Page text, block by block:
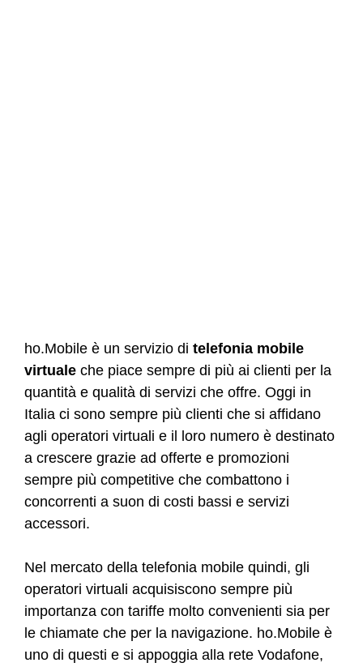
ho.Mobile è un servizio di telefonia mobile
virtuale che piace sempre di più ai clienti per la
quantità e qualità di servizi che offre. Oggi in
Italia ci sono sempre più clienti che si affidano
agli operatori virtuali e il loro numero è destinato
a crescere grazie ad offerte e promozioni
sempre più competitive che combattono i
concorrenti a suon di costi bassi e servizi
accessori.
Nel mercato della telefonia mobile quindi, gli
operatori virtuali acquisiscono sempre più
importanza con tariffe molto convenienti sia per
le chiamate che per la navigazione. ho.Mobile è
uno di questi e si appoggia alla rete Vodafone,